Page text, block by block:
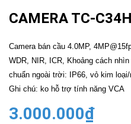
CAMERA TC-
Camera bán cầu 4.0MP,
WDR, NIR, ICR, Khoảng cách
chuẩn ngoài trời: IP66, vỏ kim
Ghi chú: ko hỗ trợ tính năng VCA
3.000.000₫